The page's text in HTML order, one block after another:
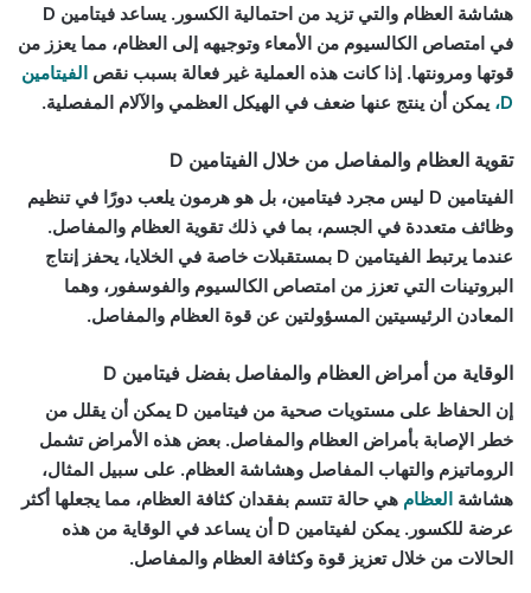
هشاشة العظام والتي تزيد من احتمالية الكسور. يساعد فيتامين D
في امتصاص الكالسيوم من الأمعاء وتوجيهه إلى العظام، مما يعزز من
قوتها ومرونتها. إذا كانت هذه العملية غير فعالة بسبب نقص الفيتامين
D، يمكن أن ينتج عنها ضعف في الهيكل العظمي والآلام المفصلية.
تقوية العظام والمفاصل من خلال الفيتامين D
الفيتامين D ليس مجرد فيتامين، بل هو هرمون يلعب دورًا في تنظيم
وظائف متعددة في الجسم، بما في ذلك تقوية العظام والمفاصل.
عندما يرتبط الفيتامين D بمستقبلات خاصة في الخلايا، يحفز إنتاج
البروتينات التي تعزز من امتصاص الكالسيوم والفوسفور، وهما
المعادن الرئيسيتين المسؤولتين عن قوة العظام والمفاصل.
الوقاية من أمراض العظام والمفاصل بفضل فيتامين D
إن الحفاظ على مستويات صحية من فيتامين D يمكن أن يقلل من
خطر الإصابة بأمراض العظام والمفاصل. بعض هذه الأمراض تشمل
الروماتيزم والتهاب المفاصل وهشاشة العظام. على سبيل المثال،
هشاشة العظام هي حالة تتسم بفقدان كثافة العظام، مما يجعلها أكثر
عرضة للكسور. يمكن لفيتامين D أن يساعد في الوقاية من هذه
الحالات من خلال تعزيز قوة وكثافة العظام والمفاصل.